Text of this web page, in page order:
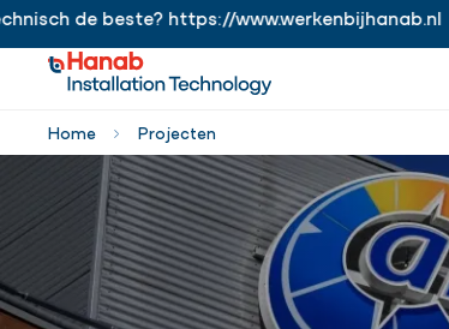
https://www.werkenbijhanab.nl
de beste? https://www.werkenbijhanab.nl
Home Projecten